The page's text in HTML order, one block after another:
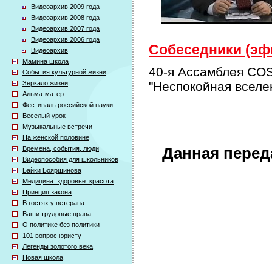
Видеоархив 2009 года
Видеоархив 2008 года
Видеоархив 2007 года
Видеоархив 2006 года
Видеоархив
Мамина школа
События культурной жизни
Зеркало жизни
Альма-матер
Фестиваль российской науки
Веселый урок
Музыкальные встречи
На женской половине
Времена, события, люди
Видеопособия для школьников
Байки Бояршинова
Медицина. здоровье. красота
Принцип закона
В гостях у ветерана
Ваши трудовые права
О политике без политики
101 вопрос юристу
Легенды золотого века
Новая школа
Собеседники
40-я Ассамблея
"Неспокойная
Данная